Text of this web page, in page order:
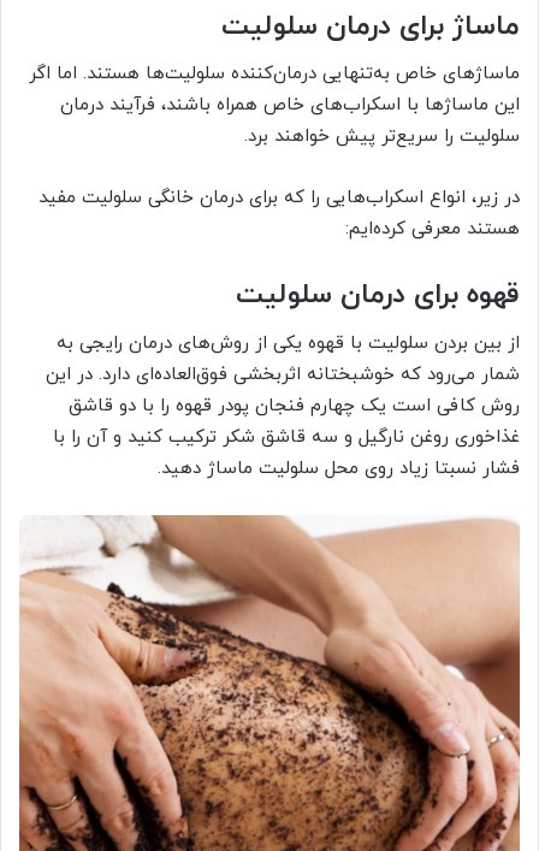
ماساژ برای درمان سلولیت
ماساژهای خاص به‌تنهایی درمان‌کننده سلولیت‌ها هستند. اما اگر
این ماساژ‌ها با اسکراب‌های خاص همراه باشند، فرآیند درمان
سلولیت را سریع‌تر پیش خواهند برد.
در زیر، انواع اسکراب‌هایی را که برای درمان خانگی سلولیت مفید
هستند معرفی کرده‌ایم:
قهوه برای درمان سلولیت
از بین بردن سلولیت با قهوه یکی از روش‌های درمان رایجی به
شمار می‌رود که خوشبختانه اثربخشی فوق‌العاده‌ای دارد. در این
روش کافی است یک چهارم فنجان پودر قهوه را با دو قاشق
غذاخوری روغن نارگیل و سه قاشق شکر ترکیب کنید و آن را با
فشار نسبتا زیاد روی محل سلولیت ماساژ دهید.